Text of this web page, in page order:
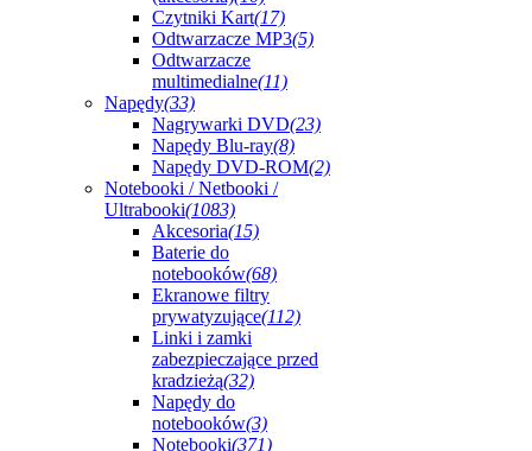
Czytniki Kart(17)
Odtwarzacze MP3(5)
Odtwarzacze
multimedialne(11)
Napędy(33)
Nagrywarki DVD(23)
Napędy Blu-ray(8)
Napędy DVD-ROM(2)
Notebooki / Netbooki /
Ultrabooki(1083)
Akcesoria(15)
Baterie do
notebooków(68)
Ekranowe filtry
prywatyzujące(112)
Linki i zamki
zabezpieczające przed
kradzieżą(32)
Napędy do
notebooków(3)
Notebooki(371)